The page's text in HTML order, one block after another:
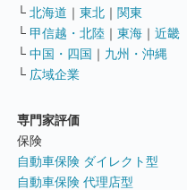
└ 北海道 ｜ 東北 ｜ 関東
└ 甲信越・北陸 ｜ 東海 ｜ 近畿
└ 中国・四国 ｜ 九州・沖縄
└ 広域企業
専門家評価
保険
自動車保険 ダイレクト型
自動車保険 代理店型